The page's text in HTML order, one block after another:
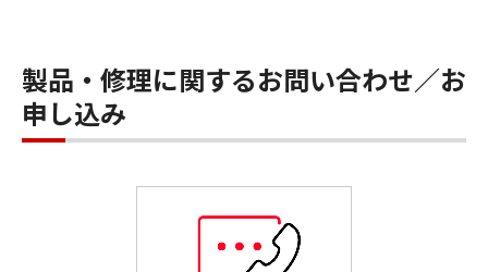
製品・修理に関するお問い合わせ／お
申し込み